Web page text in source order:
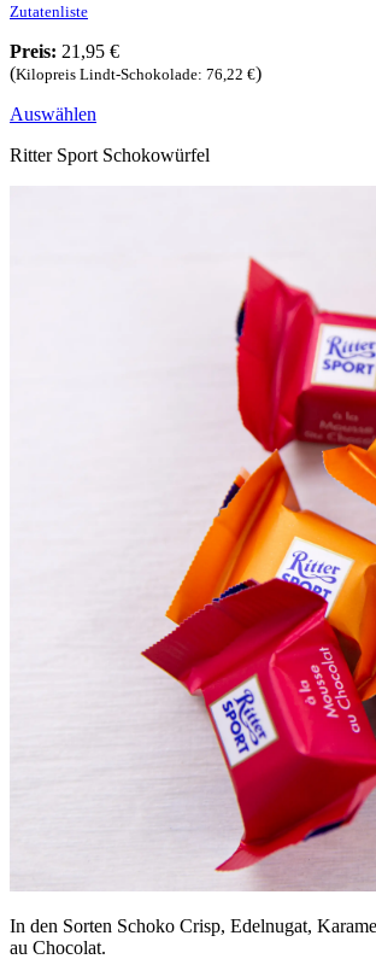
Zutatenliste
Preis: 21,95 €
(Kilopreis Lindt-Schokolade: 76,22 €)
Auswählen
Ritter Sport Schokowürfel
In den Sorten Schoko Crisp, Edelnugat,
au Chocolat.